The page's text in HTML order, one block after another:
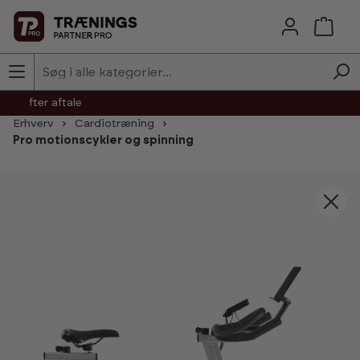
Skip to main content
efter aftale
Erhverv
Cardiotræning
Pro motionscykler og spinning